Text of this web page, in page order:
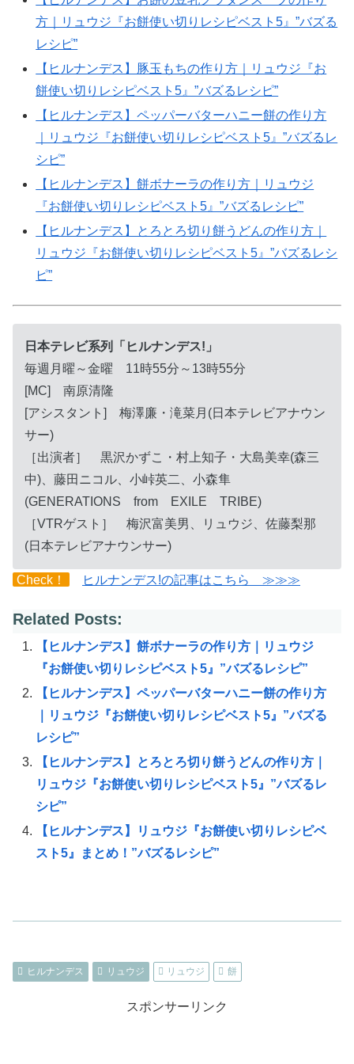
方｜リュウジ『お餅使い切りレシピベスト5』”バズる
レシピ”
【ヒルナンデス】豚玉もちの作り方｜リュウジ『お
餅使い切りレシピベスト5』”バズるレシピ”
【ヒルナンデス】ペッパーバターハニー餅の作り方
｜リュウジ『お餅使い切りレシピベスト5』”バズるレ
シピ”
【ヒルナンデス】餅ボナーラの作り方｜リュウジ
『お餅使い切りレシピベスト5』”バズるレシピ”
【ヒルナンデス】とろとろ切り餅うどんの作り方｜
リュウジ『お餅使い切りレシピベスト5』”バズるレシ
ピ”
日本テレビ系列「ヒルナンデス!」
毎週月曜～金曜 11時55分～13時55分
[MC] 南原清隆
[アシスタント] 梅澤廉・滝菜月(日本テレビアナウン
サー)
［出演者］ 黒沢かずこ・村上知子・大島美幸(森三
中)、藤田ニコル、小峠英二、小森隼
(GENERATIONS from EXILE TRIBE)
［VTRゲスト］ 梅沢富美男、リュウジ、佐藤梨那
(日本テレビアナウンサー)
Check！ ヒルナンデス!の記事はこちら ≫≫≫
Related Posts:
【ヒルナンデス】餅ボナーラの作り方｜リュウジ
『お餅使い切りレシピベスト5』”バズるレシピ”
【ヒルナンデス】ペッパーバターハニー餅の作り方
｜リュウジ『お餅使い切りレシピベスト5』”バズる
レシピ”
【ヒルナンデス】とろとろ切り餅うどんの作り方｜
リュウジ『お餅使い切りレシピベスト5』”バズるレ
シピ”
【ヒルナンデス】リュウジ『お餅使い切りレシピベ
スト5』まとめ！”バズるレシピ”
ヒルナンデス リュウジ リュウジ 餅
スポンサーリンク